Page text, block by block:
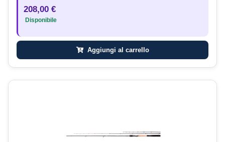
208,00 €
Disponibile
Aggiungi al carrello